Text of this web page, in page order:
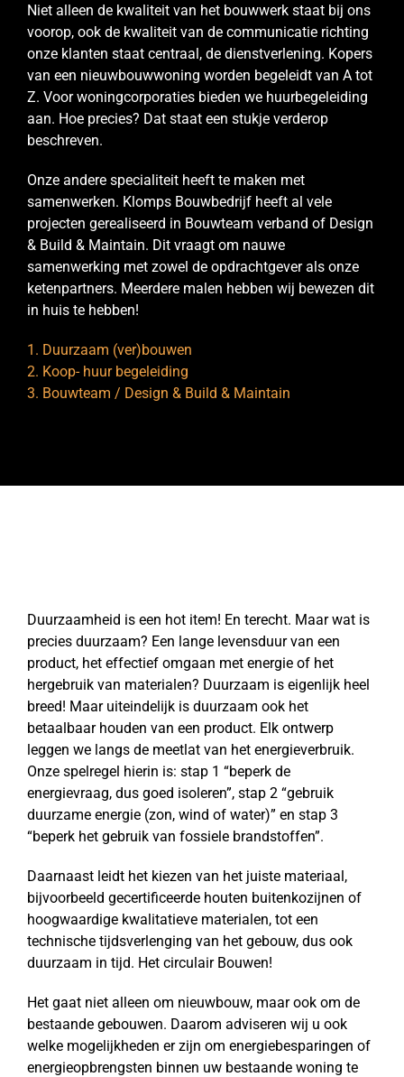
Niet alleen de kwaliteit van het bouwwerk staat bij ons
voorop, ook de kwaliteit van de communicatie richting
onze klanten staat centraal, de dienstverlening. Kopers
van een nieuwbouwwoning worden begeleidt van A tot
Z. Voor woningcorporaties bieden we huurbegeleiding
aan. Hoe precies? Dat staat een stukje verderop
beschreven.
Onze andere specialiteit heeft te maken met
samenwerken. Klomps Bouwbedrijf heeft al vele
projecten gerealiseerd in Bouwteam verband of Design
& Build & Maintain. Dit vraagt om nauwe
samenwerking met zowel de opdrachtgever als onze
ketenpartners. Meerdere malen hebben wij bewezen dit
in huis te hebben!
1. Duurzaam (ver)bouwen
2. Koop- huur begeleiding
3. Bouwteam / Design & Build & Maintain
Duurzaamheid is een hot item! En terecht. Maar wat is
precies duurzaam? Een lange levensduur van een
product, het effectief omgaan met energie of het
hergebruik van materialen? Duurzaam is eigenlijk heel
breed! Maar uiteindelijk is duurzaam ook het
betaalbaar houden van een product. Elk ontwerp
leggen we langs de meetlat van het energieverbruik.
Onze spelregel hierin is: stap 1 “beperk de
energievraag, dus goed isoleren”, stap 2 “gebruik
duurzame energie (zon, wind of water)” en stap 3
“beperk het gebruik van fossiele brandstoffen”.
Daarnaast leidt het kiezen van het juiste materiaal,
bijvoorbeeld gecertificeerde houten buitenkozijnen of
hoogwaardige kwalitatieve materialen, tot een
technische tijdsverlenging van het gebouw, dus ook
duurzaam in tijd. Het circulair Bouwen!
Het gaat niet alleen om nieuwbouw, maar ook om de
bestaande gebouwen. Daarom adviseren wij u ook
welke mogelijkheden er zijn om energiebesparingen of
energieopbrengsten binnen uw bestaande woning te